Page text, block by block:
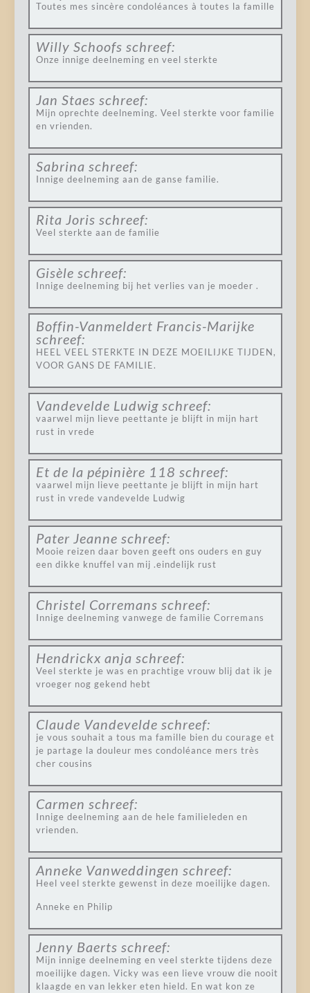
Toutes mes sincère condoléances à toutes la famille
Willy Schoofs schreef:
Onze innige deelneming en veel sterkte
Jan Staes schreef:
Mijn oprechte deelneming. Veel sterkte voor familie
en vrienden.
Sabrina schreef:
Innige deelneming aan de ganse familie.
Rita Joris schreef:
Veel sterkte aan de familie
Gisèle schreef:
Innige deelneming bij het verlies van je moeder .
Boffin-Vanmeldert Francis-Marijke
schreef:
HEEL VEEL STERKTE IN DEZE MOEILIJKE TIJDEN,
VOOR GANS DE FAMILIE.
Vandevelde Ludwig schreef:
vaarwel mijn lieve peettante je blijft in mijn hart
rust in vrede
Et de la pépinière 118 schreef:
vaarwel mijn lieve peettante je blijft in mijn hart
rust in vrede vandevelde Ludwig
Pater Jeanne schreef:
Mooie reizen daar boven geeft ons ouders en guy
een dikke knuffel van mij .eindelijk rust
Christel Corremans schreef:
Innige deelneming vanwege de familie Corremans
Hendrickx anja schreef:
Veel sterkte je was en prachtige vrouw blij dat ik je
vroeger nog gekend hebt
Claude Vandevelde schreef:
je vous souhait a tous ma famille bien du courage et
je partage la douleur mes condoléance mers très
cher cousins
Carmen schreef:
Innige deelneming aan de hele familieleden en
vrienden.
Anneke Vanweddingen schreef:
Heel veel sterkte gewenst in deze moeilijke dagen.
Anneke en Philip
Jenny Baerts schreef:
Mijn innige deelneming en veel sterkte tijdens deze
moeilijke dagen. Vicky was een lieve vrouw die nooit
klaagde en van lekker eten hield. En wat kon ze